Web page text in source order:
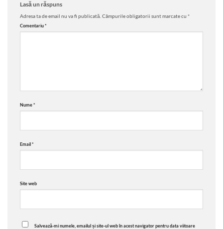
Lasă un răspuns
Adresa ta de email nu va fi publicată. Câmpurile obligatorii sunt marcate cu *
Comentariu*
Nume*
Email*
Site web
Salvează-mi numele, emailul și site-ul web în acest navigator pentru data viitoare